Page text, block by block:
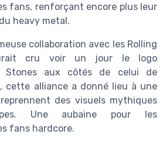
fans, renforçant encore plus leur
heavy metal.
collaboration avec les Rolling
cru voir un jour le logo
Stones aux côtés de celui de
cette alliance a donné lieu à une
des visuels mythiques
Une aubaine pour les
fans hardcore.